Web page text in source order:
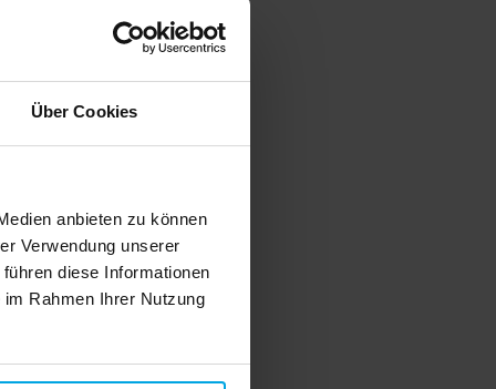
Über Cookies
anbieten zu können
Verwendung unserer
diese Informationen
Rahmen Ihrer Nutzung